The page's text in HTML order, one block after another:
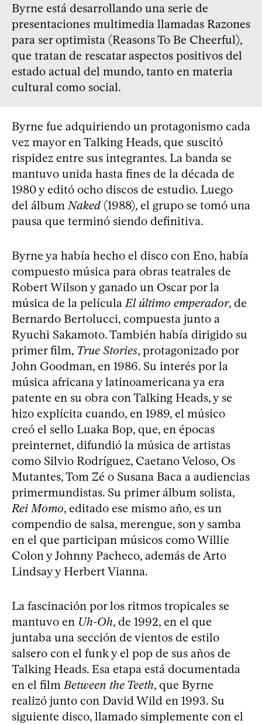
Byrne está desarrollando una serie de
presentaciones multimedia llamadas Razones
para ser optimista (Reasons To Be Cheerful),
que tratan de rescatar aspectos positivos del
estado actual del mundo, tanto en materia
cultural como social.
Byrne fue adquiriendo un protagonismo cada
vez mayor en Talking Heads, que suscitó
rispidez entre sus integrantes. La banda se
mantuvo unida hasta fines de la década de
1980 y editó ocho discos de estudio. Luego
del álbum Naked (1988), el grupo se tomó una
pausa que terminó siendo definitiva.
Byrne ya había hecho el disco con Eno, había
compuesto música para obras teatrales de
Robert Wilson y ganado un Oscar por la
música de la película El último emperador, de
Bernardo Bertolucci, compuesta junto a
Ryuchi Sakamoto. También había dirigido su
primer film, True Stories, protagonizado por
John Goodman, en 1986. Su interés por la
música africana y latinoamericana ya era
patente en su obra con Talking Heads, y se
hizo explícita cuando, en 1989, el músico
creó el sello Luaka Bop, que, en épocas
preinternet, difundió la música de artistas
como Silvio Rodríguez, Caetano Veloso, Os
Mutantes, Tom Zé o Susana Baca a audiencias
primermundistas. Su primer álbum solista,
Rei Momo, editado ese mismo año, es un
compendio de salsa, merengue, son y samba
en el que participan músicos como Willie
Colon y Johnny Pacheco, además de Arto
Lindsay y Herbert Vianna.
La fascinación por los ritmos tropicales se
mantuvo en Uh-Oh, de 1992, en el que
juntaba una sección de vientos de estilo
salsero con el funk y el pop de sus años de
Talking Heads. Esa etapa está documentada
en el film Between the Teeth, que Byrne
realizó junto con David Wild en 1993. Su
siguiente disco, llamado simplemente con el